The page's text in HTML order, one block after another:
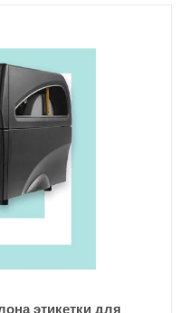
этикетки для